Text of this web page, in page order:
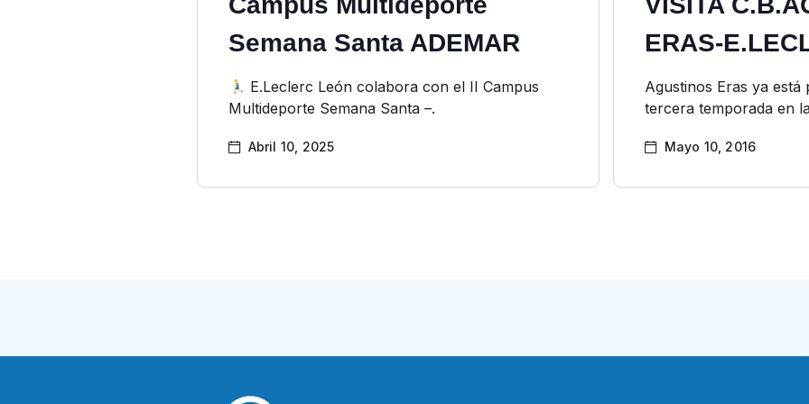
Semana Santa ADEMAR
E.Leclerc León colabora con el II Campus
Multideporte Semana Santa –.
Abril 10, 2025
ERAS-
Agustinos Eras ya
tercera temporada en
Mayo 10, 2016